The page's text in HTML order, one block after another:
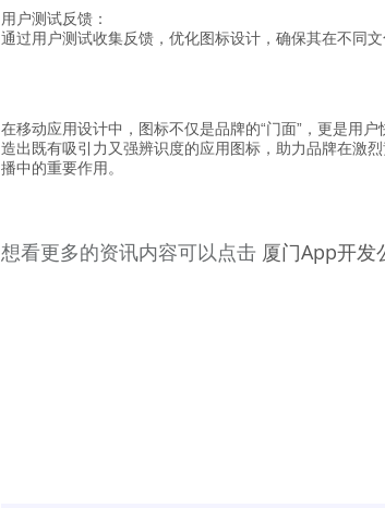
用户测试反馈 ：
通过用户测试收集反馈，优化图标设计，确保其在不同文
在移动应用设计中，图标不仅是品牌的“门面”，更是用
造出既有吸引力又强辨识度的应用图标，助力品牌在激
播中的重要作用。
想看更多的资讯内容可以点击 厦门App开发